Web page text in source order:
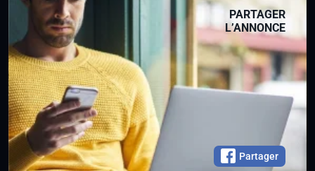
PARTAGER
L’ANNONCE
Partager